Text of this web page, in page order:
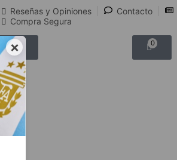
×
Reseñas y Opiniones Contacto
Compra Segura
0 0